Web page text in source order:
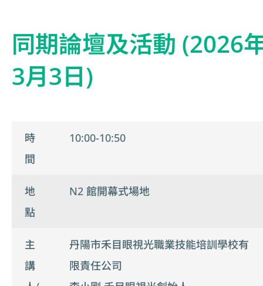
同期論壇及活動 (2026
3月3日)
時
間
10:00-10:50
地
點
N2 館開幕式場地
主
講
丹陽市禾目眼視光職業技能培訓學校有
限責任公司